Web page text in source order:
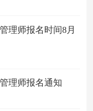
理师报名时间8月
理师报名通知